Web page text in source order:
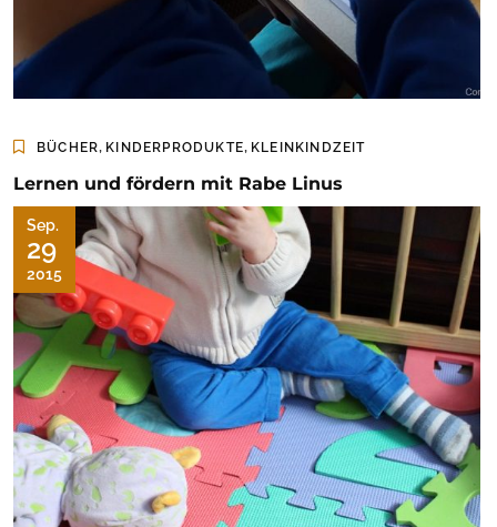
BÜCHER, KINDERPRODUKTE, KLEINKINDZEIT
Lernen und fördern mit Rabe Linus
Sep.
29
2015